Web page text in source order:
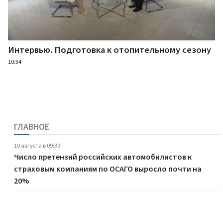
Интервью. Подготовка к отопительному сезону
10:34
ГЛАВНОЕ
10 августа в 09:39
Число претензий российских автомобилистов к
страховым компаниям по ОСАГО выросло почти на
20%